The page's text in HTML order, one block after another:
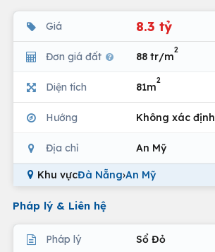
Giá 8.3 tỷ
Đơn giá đất 88 tr/m
2
Diện tích 81m
2
Hướng Không xác định
Địa chỉ An Mỹ
Khu vựcĐà Nẵng›An Mỹ
Pháp lý & Liên hệ
Pháp lý Sổ Đỏ